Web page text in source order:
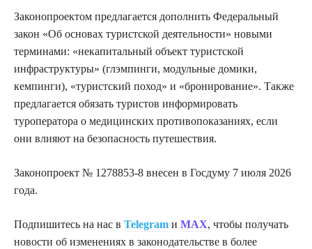
Законопроектом предлагается дополнить Федеральный
закон «Об основах туристской деятельности» новыми
терминами: «некапитальный объект туристской
инфраструктуры» (глэмпинги, модульные домики,
кемпинги), «туристский поход» и «бронирование». Также
предлагается обязать туристов информировать
туроператора о медицинских противопоказаниях, если
они влияют на безопасность путешествия.
Законопроект № 1278853-8 внесен в Госдуму 7 июля 2026
года.
Подпишитесь на нас в Telegram и MAX, чтобы получать
новости об изменениях в законодательстве в более